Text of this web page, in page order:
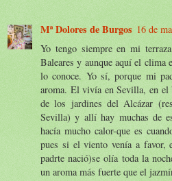
Mª Dolores de Burgos 16 de
Yo tengo siempre en mi
Baleares y aunque aquí el clima
lo conoce. Yo sí, porque mi
aroma. El vivía en Sevilla, en el
de los jardines del Alcázar
Sevilla) y allí hay muchas de
hacía mucho calor-que es
pues si el viento venía a favor,
padrte nació)se olía toda la
un aroma más fuerte que el